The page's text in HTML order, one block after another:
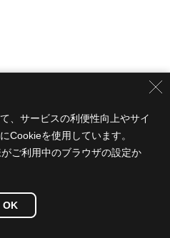
、サービスの利便性向上やサイ
Cookieを使用しています。
ご利用中のブラウザの設定か
OK